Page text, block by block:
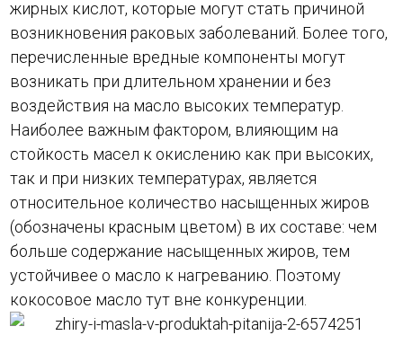
жирных кислот, которые могут стать причиной
возникновения раковых заболеваний. Более того,
перечисленные вредные компоненты могут
возникать при длительном хранении и без
воздействия на масло высоких температур.
Наиболее важным фактором, влияющим на
стойкость масел к окислению как при высоких,
так и при низких температурах, является
относительное количество насыщенных жиров
(обозначены красным цветом) в их составе: чем
больше содержание насыщенных жиров, тем
устойчивее о масло к нагреванию. Поэтому
кокосовое масло тут вне конкуренции.